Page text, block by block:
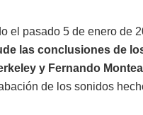
el pasado 5 de enero de
las conclusiones de
y Fernando
de los sonidos